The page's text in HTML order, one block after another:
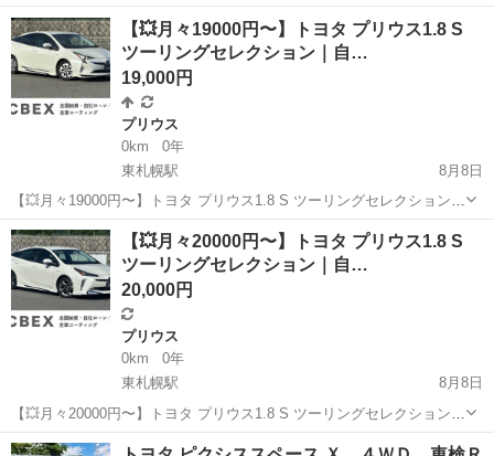
自社ローン◎｜ 「自社ローン」「信用回復ローン」多数ローンのお取
り扱いございます💡 ⚠当店へのお問い合わせ・審査・ご案内は、下記
の...
北海道 札幌市 東札幌駅 ハイエース
【💥月々19000円〜】トヨタ プリウス1.8 S
ツーリングセレクション｜自…
19,000円
プリウス
0km
0年
東札幌駅
8月8日
【💥月々19000円〜】トヨタ プリウス1.8 S ツーリングセレクション｜
自社ローン◎｜ 「自社ローン」「信用回復ローン」多数ローンのお取
り扱いございます💡 ⚠当店へのお問い合わせ・審査・ご案内は、下記
のL...
北海道 札幌市 東札幌駅 プリウス ローン
【💥月々20000円〜】トヨタ プリウス1.8 S
ツーリングセレクション｜自…
20,000円
プリウス
0km
0年
東札幌駅
8月8日
【💥月々20000円〜】トヨタ プリウス1.8 S ツーリングセレクション｜
自社ローン◎｜ 「自社ローン」「信用回復ローン」多数ローンのお取
北海道 札幌市 東札幌駅